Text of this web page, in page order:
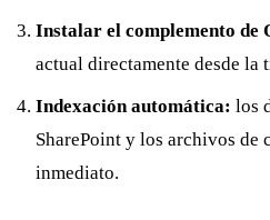
Instalar el complemento de
actual directamente desde la
Indexación automática: los
SharePoint y los archivos de
inmediato.